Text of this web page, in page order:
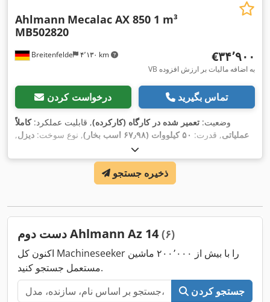
Breitenfelde ۴٬۱۳۰ km
Ahlmann Mecalac AX 850 1 m³
MB502820
‎€۳۴٬۹۰۰
VB به اضافه مالیات بر ارزش افزوده
درخواست کردن تماس بگیرید
وضعیت: تعمیر شده در کارگاه (کارکرده), قابلیت عملکرد:کاملاً
عملیاتی, قدرت: ۵۰ کیلووات (۶۷٫۹۸ اسب بخار) , نوع سوخت: دیزل,
وزن عملیاتی:۵٬۰۵۰ کیلوگرم
۱ متر مکعب
, سال ساخت:۲۰۲۳, ساعت کارکرد: ۵۷۰ h , تجهیزات:
چراغ‌های جلو اضافی, چنگال پالت, کابین,
ذخیره جستجو
دست دوم Ahlmann Az 14 (۶)
اکنون کل Machineseeker را با بیش از ۲۰۰٬۰۰۰ ماشین
مستعمل جستجو کنید.
جستجو کردن